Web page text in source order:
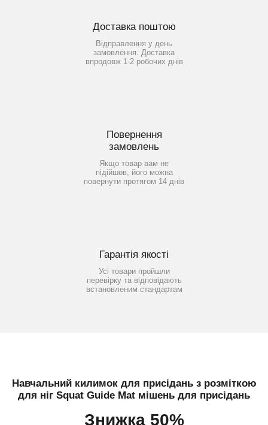
Доставка поштою
Відправлення у день
замовлення. Доставка
впродовж 1-2 робочих днів
Повернення
замовлень
Якщо товар вам не
підійшов, його можна
повернути протягом 14 днів
Гарантія якості
Усі товари пройшли
перевірку та відповідають
встановленим стандартам
Навчальний килимок для присідань з розміткою
для ніг Squat Guide Mat мішень для присідань
Знижка 50%